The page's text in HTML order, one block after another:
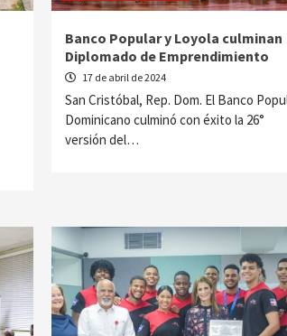
Banco Popular y Loyola culminan
Diplomado de Emprendimiento
17 de abril de 2024
San Cristóbal, Rep. Dom. El Banco
Dominicano culminó con éxito la 26°
versión del…